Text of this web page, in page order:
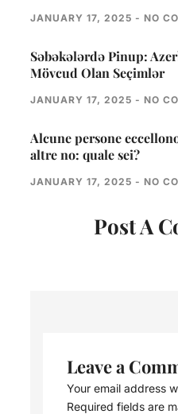
JANUARY 17, 2025 NO
Səbəkələrdə Pinup:
Mövcud Olan Seçimlər
JANUARY 17, 2025 NO
Alcune persone
altre no: quale sei?
JANUARY 17, 2025 NO
Post A
Leave a
Your email address
Required fields are